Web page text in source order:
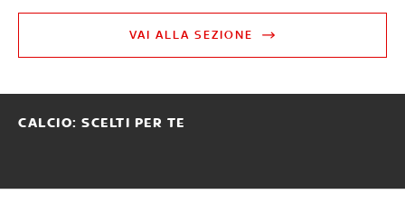
VAI ALLA SEZIONE
CALCIO: SCELTI PER TE